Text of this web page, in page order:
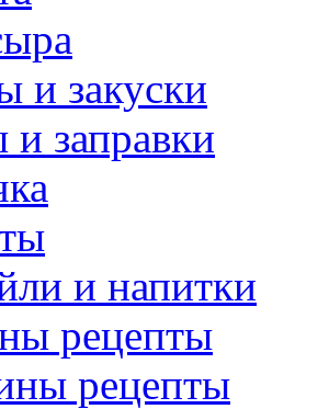
и закуски
заправки
и напитки
рецепты
рецепты